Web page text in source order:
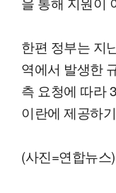
한편 정부는 지
역에서 발생한
측 요청에 따라
이란에 제공하
(사진=연합뉴스)